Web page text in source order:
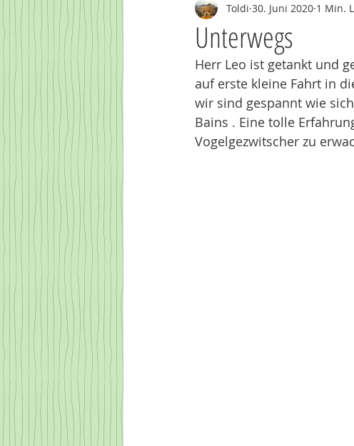
Baltikum Namibia
Sambia - Victoria Falls Uruguay
Unterwegs
Toldi 30. Juni 2020 1 Min.
Herr Leo ist getankt und
auf erste kleine Fahrt in
wir sind gespannt wie
Bains . Eine tolle
Vogelgezwitscher zu